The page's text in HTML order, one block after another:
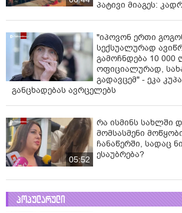
პატივი მიაგეს:
"იპოვონ ერთი
სექსუალურად
გამოჩნდება 10 000
ოფიციალურად,
გადავცემ" - ეკა
განცხადებას ავრცელებს
05:52
რა ისმინს სახლში
მომსასმენი
ჩანაწერში, სადაც
ესაუბრება?
პოპულარული